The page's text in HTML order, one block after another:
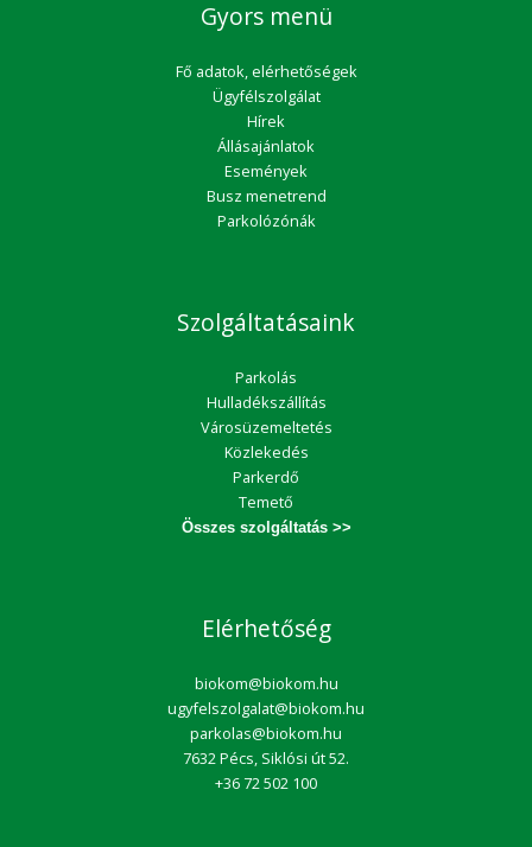
Gyors menü
Fő adatok, elérhetőségek
Ügyfélszolgálat
Hírek
Állásajánlatok
Események
Busz menetrend
Parkolózónák
Szolgáltatásaink
Parkolás
Hulladékszállítás
Városüzemeltetés
Közlekedés
Parkerdő
Temető
Összes szolgáltatás >>
Elérhetőség
biokom@biokom.hu
ugyfelszolgalat@biokom.hu
parkolas@biokom.hu
7632 Pécs, Siklósi út 52.
+36 72 502 100